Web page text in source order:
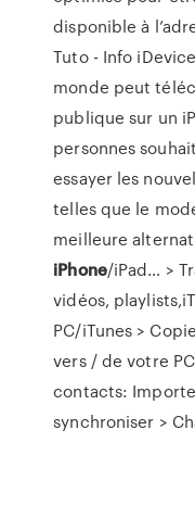
disponible à
Tuto - Info iDevice
monde peut
publique sur un
personnes
essayer les
telles que le
meilleure
iPhone/iPad… >
vidéos,
PC/iTunes >
vers / de votre
contacts:
synchroniser >